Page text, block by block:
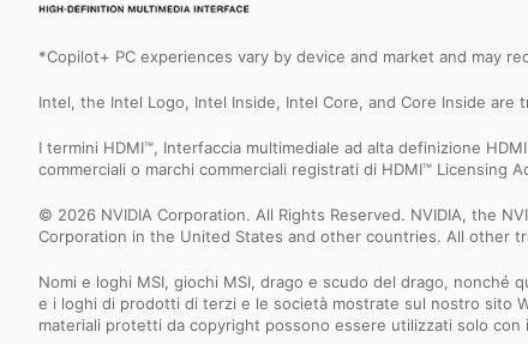
*Copilot+ PC experiences vary by device and market and may
Intel, the Intel Logo, Intel Inside, Intel Core, and Core Inside
I termini HDMI™, Interfaccia multimediale ad alta definizione
commerciali o marchi commerciali registrati di HDMI™ Licensing
© 2026 NVIDIA Corporation. All Rights Reserved. NVIDIA, the
Corporation in the United States and other countries. All other
Nomi e loghi MSI, giochi MSI, drago e scudo del drago, nonché
e i loghi di prodotti di terzi e le società mostrate sul nostro sito
materiali protetti da copyright possono essere utilizzati solo